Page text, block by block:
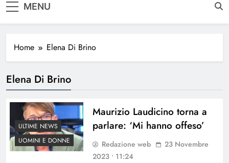
MENU
Home Elena Di Brino
Elena Di Brino
ULTIME NEWS
UOMINI E DONNE
Maurizio Laudicino torna a
parlare: ‘Mi hanno offeso’
Redazione web
23 Novembre
2023 • 11:24